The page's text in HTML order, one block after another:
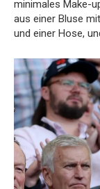
minimales Make-
aus einer Bluse
und einer Hose,